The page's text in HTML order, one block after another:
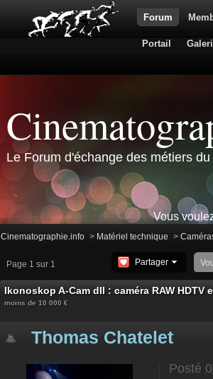
Forum
Portail
Le Forum d'échange des métiers
Vous
Cinematographie.info > Matériel technique >
Page 1 sur 1 Partager
Ikonoskop A-Cam dII : caméra RAW
moins de 10 000 €
Thomas Chatelet
Posté